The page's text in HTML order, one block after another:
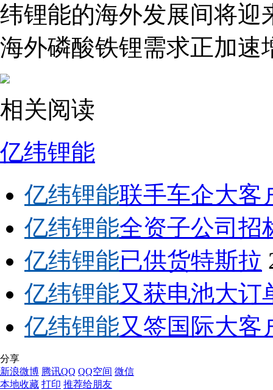
纬锂能的海外发展间将迎
海外磷酸铁锂需求正加速
相关阅读
亿纬锂能
亿纬锂能联手车企大客
亿纬锂能全资子公司招
亿纬锂能已供货特斯拉
亿纬锂能又获电池大订
亿纬锂能又签国际大客
分享
新浪微博 腾讯QQ QQ空间 微信
本地收藏 打印 推荐给朋友